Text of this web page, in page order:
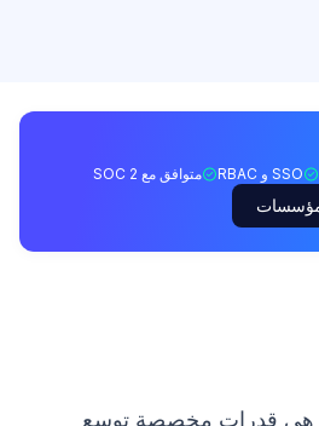
SSO و RBAC متوافق مع SOC 2
مهارات Claude Code هي قدرات مخصصة توسع